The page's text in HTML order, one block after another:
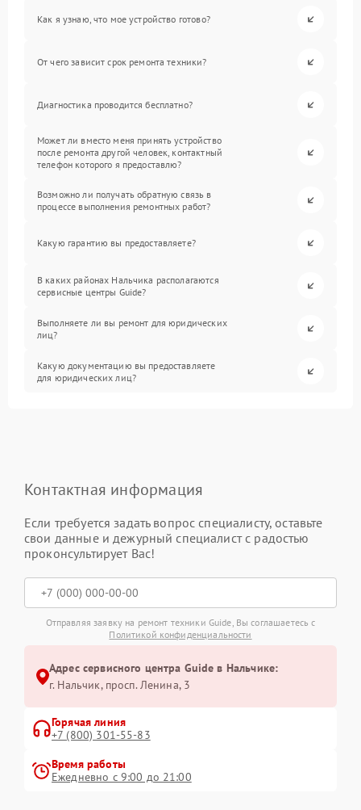
Как я узнаю, что мое устройство готово?
От чего зависит срок ремонта техники?
Диагностика проводится бесплатно?
Может ли вместо меня принять устройство
после ремонта другой человек, контактный
телефон которого я предоставлю?
Возможно ли получать обратную связь в
процессе выполнения ремонтных работ?
Какую гарантию вы предоставляете?
В каких районах Нальчика располагаются
сервисные центры Guide?
Выполняете ли вы ремонт для юридических
лиц?
Какую документацию вы предоставляете
для юридических лиц?
Контактная информация
Если требуется задать вопрос специалисту, оставьте
свои данные и дежурный специалист с радостью
проконсультирует Вас!
Отправляя заявку на ремонт техники Guide, Вы соглашаетесь с
Политикой конфиденциальности
Адрес сервисного центра Guide в Нальчике:
г. Нальчик, просп. Ленина, 3
Горячая линия
+7 (800) 301-55-83
Время работы
Ежедневно с 9:00 до 21:00